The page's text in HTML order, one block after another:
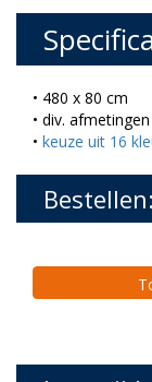
• 480 x 80 cm
• div. afmetingen
• keuze uit 16
Bestellen: